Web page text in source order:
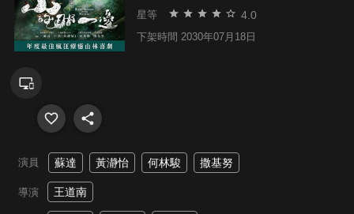
星等 4.0
下架時間 2030年07月18日
演員 蘇達 黃瀞怡 何林駿 撒基努
導演 王道南